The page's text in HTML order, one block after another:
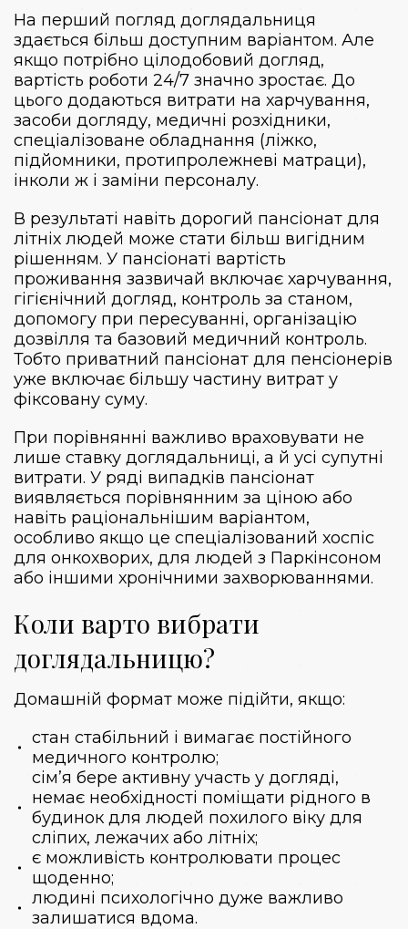
На перший погляд доглядальниця
здається більш доступним варіантом. Але
якщо потрібно цілодобовий догляд,
вартість роботи 24/7 значно зростає. До
цього додаються витрати на харчування,
засоби догляду, медичні розхідники,
спеціалізоване обладнання (ліжко,
підйомники, протипролежневі матраци),
інколи ж і заміни персоналу.
В результаті навіть дорогий пансіонат для
літніх людей може стати більш вигідним
рішенням. У пансіонаті вартість
проживання зазвичай включає харчування,
гігієнічний догляд, контроль за станом,
допомогу при пересуванні, організацію
дозвілля та базовий медичний контроль.
Тобто приватний пансіонат для пенсіонерів
уже включає більшу частину витрат у
фіксовану суму.
При порівнянні важливо враховувати не
лише ставку доглядальниці, а й усі супутні
витрати. У ряді випадків пансіонат
виявляється порівнянним за ціною або
навіть раціональнішим варіантом,
особливо якщо це спеціалізований хоспіс
для онкохворих, для людей з Паркінсоном
або іншими хронічними захворюваннями.
Коли варто вибрати
доглядальницю?
Домашній формат може підійти, якщо:
стан стабільний і вимагає постійного
медичного контролю;
сім’я бере активну участь у догляді,
немає необхідності поміщати рідного в
будинок для людей похилого віку для
сліпих, лежачих або літніх;
є можливість контролювати процес
щоденно;
людині психологічно дуже важливо
залишатися вдома.